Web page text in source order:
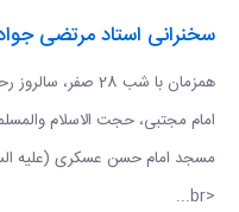
سخنرانی استاد مرتضی جوادی
همزمان با شب 28
امام مجتبی، حجت الاسلام
مسجد امام حسن عسکری (علیه
<br...